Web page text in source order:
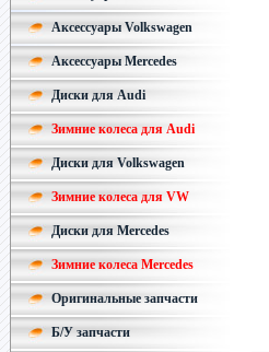
Аксессуары Volkswagen
Аксессуары Mercedes
Диски для Audi
Зимние колеса для Audi
Диски для Volkswagen
Зимние колеса для VW
Диски для Mercedes
Зимние колеса Mercedes
Оригинальные запчасти
Б/У запчасти